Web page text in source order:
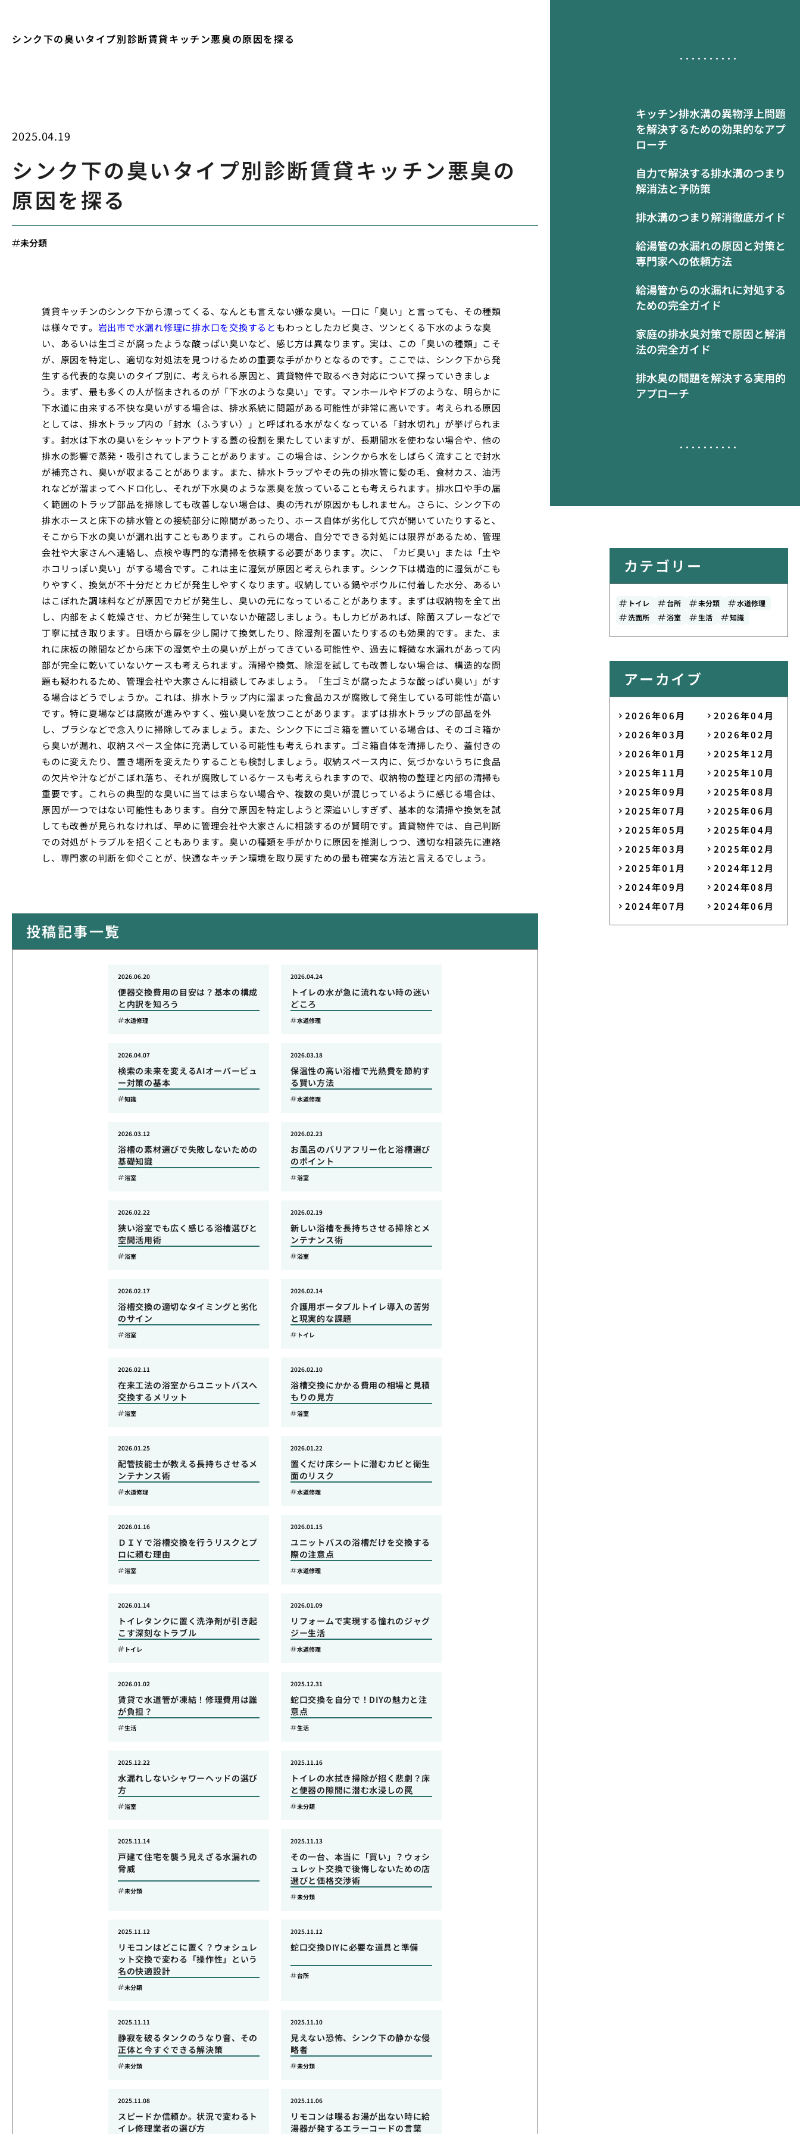
シンク下の臭いタイプ別診断賃貸キッチン悪臭の原因を探る
キッチン排水溝の異物浮上問題
を解決するための効果的なアプ
ローチ
自力で解決する排水溝のつまり
解消法と予防策
排水溝のつまり解消徹底ガイド
給湯管の水漏れの原因と対策と
専門家への依頼方法
給湯管からの水漏れに対処する
ための完全ガイド
家庭の排水臭対策で原因と解消
法の完全ガイド
排水臭の問題を解決する実用的
アプローチ
2025.04.19
シンク下の臭いタイプ別診断賃貸キッチン悪臭の
原因を探る
未分類
賃貸キッチンのシンク下から漂ってくる、なんとも言えない嫌な臭い。一口に「臭い」と言っても、その種類
は様々です。 岩出市で水漏れ修理に排水口を交換するともわっとしたカビ臭さ、ツンとくる下水のような臭
い、あるいは生ゴミが腐ったような酸っぱい臭いなど、感じ方は異なります。実は、この「臭いの種類」こそ
が、原因を特定し、適切な対処法を見つけるための重要な手がかりとなるのです。ここでは、シンク下から発
生する代表的な臭いのタイプ別に、考えられる原因と、賃貸物件で取るべき対応について探っていきましょ
う。まず、最も多くの人が悩まされるのが「下水のような臭い」です。マンホールやドブのような、明らかに
下水道に由来する不快な臭いがする場合は、排水系統に問題がある可能性が非常に高いです。考えられる原因
としては、排水トラップ内の「封水（ふうすい）」と呼ばれる水がなくなっている「封水切れ」が挙げられま
す。封水は下水の臭いをシャットアウトする蓋の役割を果たしていますが、長期間水を使わない場合や、他の
排水の影響で蒸発・吸引されてしまうことがあります。この場合は、シンクから水をしばらく流すことで封水
が補充され、臭いが収まることがあります。また、排水トラップやその先の排水管に髪の毛、食材カス、油汚
れなどが溜まってヘドロ化し、それが下水臭のような悪臭を放っていることも考えられます。排水口や手の届
く範囲のトラップ部品を掃除しても改善しない場合は、奥の汚れが原因かもしれません。さらに、シンク下の
排水ホースと床下の排水管との接続部分に隙間があったり、ホース自体が劣化して穴が開いていたりすると、
そこから下水の臭いが漏れ出すこともあります。これらの場合、自分でできる対処には限界があるため、管理
会社や大家さんへ連絡し、点検や専門的な清掃を依頼する必要があります。次に、「カビ臭い」または「土や
ホコリっぽい臭い」がする場合です。これは主に湿気が原因と考えられます。シンク下は構造的に湿気がこも
りやすく、換気が不十分だとカビが発生しやすくなります。収納している鍋やボウルに付着した水分、あるい
はこぼれた調味料などが原因でカビが発生し、臭いの元になっていることがあります。まずは収納物を全て出
し、内部をよく乾燥させ、カビが発生していないか確認しましょう。もしカビがあれば、除菌スプレーなどで
丁寧に拭き取ります。日頃から扉を少し開けて換気したり、除湿剤を置いたりするのも効果的です。また、ま
れに床板の隙間などから床下の湿気や土の臭いが上がってきている可能性や、過去に軽微な水漏れがあって内
部が完全に乾いていないケースも考えられます。清掃や換気、除湿を試しても改善しない場合は、構造的な問
題も疑われるため、管理会社や大家さんに相談してみましょう。「生ゴミが腐ったような酸っぱい臭い」がす
る場合はどうでしょうか。これは、排水トラップ内に溜まった食品カスが腐敗して発生している可能性が高い
です。特に夏場などは腐敗が進みやすく、強い臭いを放つことがあります。まずは排水トラップの部品を外
し、ブラシなどで念入りに掃除してみましょう。また、シンク下にゴミ箱を置いている場合は、そのゴミ箱か
ら臭いが漏れ、収納スペース全体に充満している可能性も考えられます。ゴミ箱自体を清掃したり、蓋付きの
ものに変えたり、置き場所を変えたりすることも検討しましょう。収納スペース内に、気づかないうちに食品
の欠片や汁などがこぼれ落ち、それが腐敗しているケースも考えられますので、収納物の整理と内部の清掃も
重要です。これらの典型的な臭いに当てはまらない場合や、複数の臭いが混じっているように感じる場合は、
原因が一つではない可能性もあります。自分で原因を特定しようと深追いしすぎず、基本的な清掃や換気を試
しても改善が見られなければ、早めに管理会社や大家さんに相談するのが賢明です。賃貸物件では、自己判断
での対処がトラブルを招くこともあります。臭いの種類を手がかりに原因を推測しつつ、適切な相談先に連絡
し、専門家の判断を仰ぐことが、快適なキッチン環境を取り戻すための最も確実な方法と言えるでしょう。
投稿記事一覧
便器交換費用の目安は？基本の構成
と内訳を知ろう
2026.06.20
水道修理
トイレの水が急に流れない時の迷い
どころ
2026.04.24
水道修理
検索の未来を変えるAIオーバービュ
ー対策の基本
2026.04.07
知識
保温性の高い浴槽で光熱費を節約す
る賢い方法
2026.03.18
水道修理
浴槽の素材選びで失敗しないための
基礎知識
2026.03.12
浴室
お風呂のバリアフリー化と浴槽選び
のポイント
2026.02.23
浴室
狭い浴室でも広く感じる浴槽選びと
空間活用術
2026.02.22
浴室
新しい浴槽を長持ちさせる掃除とメ
ンテナンス術
2026.02.19
浴室
浴槽交換の適切なタイミングと劣化
のサイン
2026.02.17
浴室
介護用ポータブルトイレ導入の苦労
と現実的な課題
2026.02.14
トイレ
在来工法の浴室からユニットバスへ
交換するメリット
2026.02.11
浴室
浴槽交換にかかる費用の相場と見積
もりの見方
2026.02.10
浴室
配管技能士が教える長持ちさせるメ
ンテナンス術
2026.01.25
水道修理
置くだけ床シートに潜むカビと衛生
面のリスク
2026.01.22
水道修理
ＤＩＹで浴槽交換を行うリスクとプ
ロに頼む理由
2026.01.16
浴室
ユニットバスの浴槽だけを交換する
際の注意点
2026.01.15
水道修理
トイレタンクに置く洗浄剤が引き起
こす深刻なトラブル
2026.01.14
トイレ
リフォームで実現する憧れのジャグ
ジー生活
2026.01.09
水道修理
賃貸で水道管が凍結！修理費用は誰
が負担？
2026.01.02
生活
蛇口交換を自分で！DIYの魅力と注
意点
2025.12.31
生活
水漏れしないシャワーヘッドの選び
方
2025.12.22
浴室
トイレの水拭き掃除が招く悲劇？床
と便器の隙間に潜む水浸しの罠
2025.11.16
未分類
戸建て住宅を襲う見えざる水漏れの
脅威
2025.11.14
未分類
その一台、本当に「買い」？ウォシ
ュレット交換で後悔しないための店
選びと価格交渉術
2025.11.13
未分類
リモコンはどこに置く？ウォシュレ
ット交換で変わる「操作性」という
名の快適設計
2025.11.12
未分類
蛇口交換DIYに必要な道具と準備
2025.11.12
台所
静寂を破るタンクのうなり音、その
正体と今すぐできる解決策
2025.11.11
未分類
見えない恐怖、シンク下の静かな侵
略者
2025.11.10
未分類
スピードか信頼か。状況で変わるト
イレ修理業者の選び方
2025.11.08
リモコンは喋るお湯が出ない時に給
湯器が発するエラーコードの言葉
2025.11.06
カテゴリー
トイレ 台所 未分類
水道修理
洗面所
浴室 生活 知識
アーカイブ
2026年06月
2026年04月
2026年03月
2026年02月
2026年01月
2025年12月
2025年11月
2025年10月
2025年09月
2025年08月
2025年07月
2025年06月
2025年05月
2025年04月
2025年03月
2025年02月
2025年01月
2024年12月
2024年09月
2024年08月
2024年07月
2024年06月